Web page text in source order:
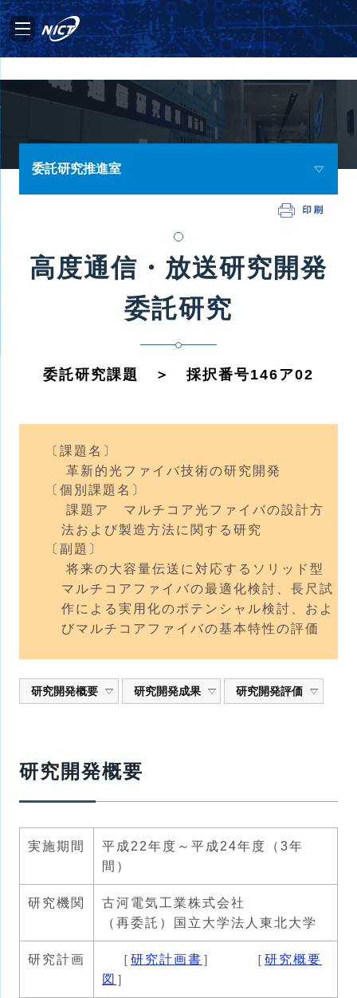
委託研究推進室
高度通信・放送研究開発
委託研究
委託研究課題 ＞ 採択番号146ア02
〔課題名〕
革新的光ファイバ技術の研究開発
〔個別課題名〕
課題ア マルチコア光ファイバの設計方
法および製造方法に関する研究
〔副題〕
将来の大容量伝送に対応するソリッド型
マルチコアファイバの最適化検討、長尺試
作による実用化のポテンシャル検討、およ
びマルチコアファイバの基本特性の評価
研究開発概要 研究開発成果 研究開発評価
研究開発概要
実施期間
平成22年度～平成24年度（3年
間）
研究機関
古河電気工業株式会社
（再委託）国立大学法人東北大学
研究計画 ［ 研究計画書 ］ ［ 研究概要
図 ］